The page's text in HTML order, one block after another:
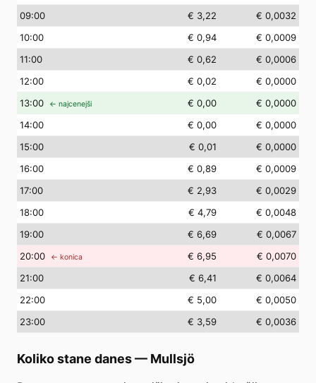
09:00 € 3,22
€ 0,0032
10:00 € 0,94
€ 0,0009
11:00 € 0,62
€ 0,0006
12:00 € 0,02
€ 0,0000
13:00 ← najcenejši € 0,00
€ 0,0000
14:00 € 0,00
€ 0,0000
15:00 € 0,01
€ 0,0000
16:00 € 0,89
€ 0,0009
17:00 € 2,93
€ 0,0029
18:00 € 4,79
€ 0,0048
19:00 € 6,69
€ 0,0067
20:00 ← konica € 6,95
€ 0,0070
21:00 € 6,41
€ 0,0064
22:00 € 5,00
€ 0,0050
23:00 € 3,59 € 0,0036
Koliko stane danes— Mullsjö